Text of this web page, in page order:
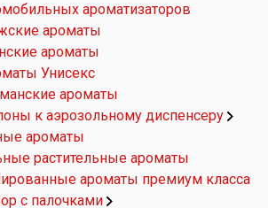
ароматизаторов
ароматы
ароматы
Унисекс
ароматы
к аэрозольному диспенсеру
ароматы
растительные ароматы
ароматы премиум класса
с палочками